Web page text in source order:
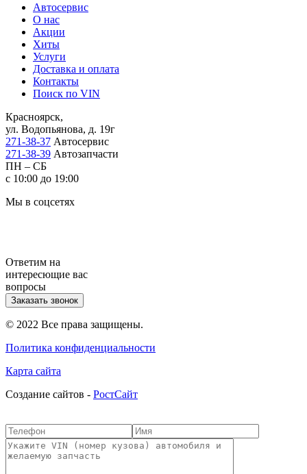
Автосервис
О нас
Акции
Хиты
Услуги
Доставка и оплата
Контакты
Поиск по VIN
Красноярск,
ул. Водопьянова, д. 19г
271-38-37 Автосервис
271-38-39 Автозапчасти
ПН – СБ
с 10:00 до 19:00
Мы в соцсетях
Ответим на
интересющие вас
вопросы
Заказать звонок
© 2022 Все права защищены.
Политика конфиденциальности
Карта сайта
Cоздание сайтов - РостСайт